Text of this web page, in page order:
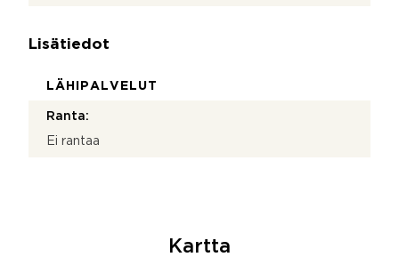
Lisätiedot
LÄHIPALVELUT
Ranta:
Ei rantaa
Kartta